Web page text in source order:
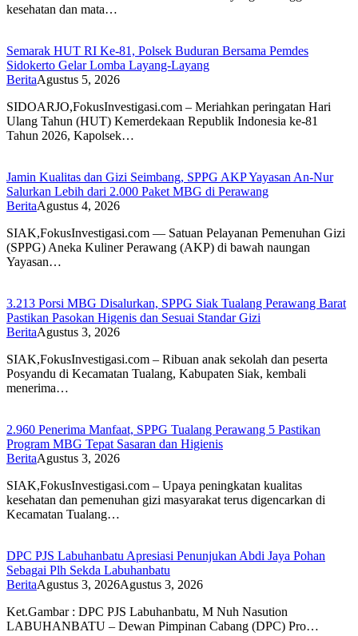
kesehatan dan mata…
Semarak HUT RI Ke-81, Polsek Buduran Bersama Pemdes
Sidokerto Gelar Lomba Layang-Layang
BeritaAgustus 5, 2026
SIDOARJO,FokusInvestigasi.com – Meriahkan peringatan Hari
Ulang Tahun (HUT) Kemerdekaan Republik Indonesia ke-81
Tahun 2026, Kapolsek…
Jamin Kualitas dan Gizi Seimbang, SPPG AKP Yayasan An-Nur
Salurkan Lebih dari 2.000 Paket MBG di Perawang
BeritaAgustus 4, 2026
SIAK,FokusInvestigasi.com — Satuan Pelayanan Pemenuhan Gizi
(SPPG) Aneka Kuliner Perawang (AKP) di bawah naungan
Yayasan…
3.213 Porsi MBG Disalurkan, SPPG Siak Tualang Perawang Barat
Pastikan Pasokan Higenis dan Sesuai Standar Gizi
BeritaAgustus 3, 2026
SIAK,FokusInvestigasi.com – Ribuan anak sekolah dan peserta
Posyandu di Kecamatan Tualang, Kabupaten Siak, kembali
menerima…
2.960 Penerima Manfaat, SPPG Tualang Perawang 5 Pastikan
Program MBG Tepat Sasaran dan Higienis
BeritaAgustus 3, 2026
SIAK,FokusInvestigasi.com – Upaya peningkatan kualitas
kesehatan dan pemenuhan gizi masyarakat terus digencarkan di
Kecamatan Tualang…
DPC PJS Labuhanbatu Apresiasi Penunjukan Abdi Jaya Pohan
Sebagai Plh Sekda Labuhanbatu
BeritaAgustus 3, 2026Agustus 3, 2026
Ket.Gambar : DPC PJS Labuhanbatu, M Nuh Nasution
LABUHANBATU – Dewan Pimpinan Cabang (DPC) Pro…